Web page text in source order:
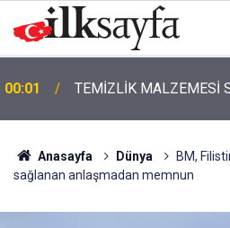
00:01 TEMİZLİK MALZEMESİ
Anasayfa Dünya
BM,
sağlanan anlaşmadan memnun